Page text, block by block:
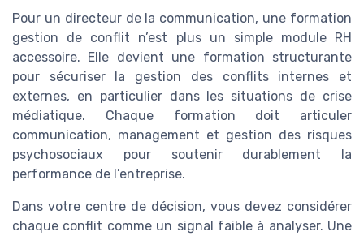
Pour un directeur de la communication, une formation
gestion de conflit n’est plus un simple module RH
accessoire. Elle devient une formation structurante
pour sécuriser la gestion des conflits internes et
externes, en particulier dans les situations de crise
médiatique. Chaque formation doit articuler
communication, management et gestion des risques
psychosociaux pour soutenir durablement la
performance de l’entreprise.
Dans votre centre de décision, vous devez considérer
chaque conflit comme un signal faible à analyser. Une